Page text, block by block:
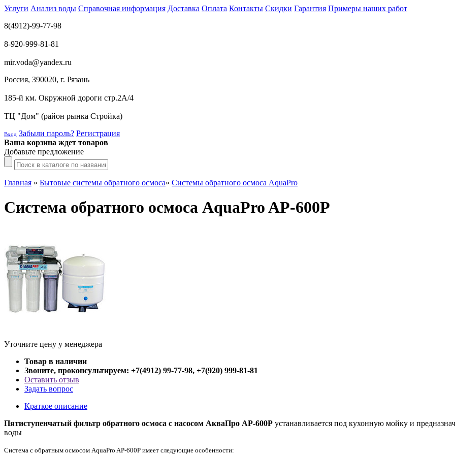
Услуги Анализ воды Справочная информация Доставка Оплата Контакты Скидки Гарантия Примеры наших работ
8(4912)-99-77-98
8-920-999-81-81
mir.voda@yandex.ru
Россия, 390020, г. Рязань
185-й км. Окружной дороги стр.2А/4
ТЦ "Дом" (район рынка Стройка)
Вход Забыли пароль? Регистрация
Ваша корзина ждет товаров
Добавьте предложение
Главная » Бытовые системы обратного осмоса» Системы обратного осмоса AquaPro
Система обратного осмоса AquaPro AP-600P
Уточните цену у менеджера
Товар в наличии
Звоните, проконсультируем: +7(4912) 99-77-98, +7(920) 999-81-81
Оставить отзыв
Задать вопрос
Краткое описание
Пятиступенчатый фильтр обратного осмоса с насосом АкваПро АР-600Р устанавливается под кухонную мойку и
воды
Система с обратным осмосом AquaPro AP-600P имеет следующие особенности: